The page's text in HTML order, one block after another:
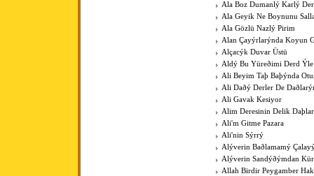
Ala Boz Dumanlý Karlý
Ala Geyik Ne Boynunu
Ala Gözlü Nazlý Pirim
Alan Çayýrlarýnda Koyun
Alçacýk Duvar Üstü
Aldý Bu Yüreðimi Derd
Ali Beyim Taþ Baþýnda
Ali Daðý Derler De
Ali Gavak Kesiyor
Alim Deresinin Delik
Ali'm Gitme Pazara
Ali'nin Sýrrý
Alýverin Baðlamamý
Alýverin Sandýðýmdan
Allah Birdir Peygamber Hak